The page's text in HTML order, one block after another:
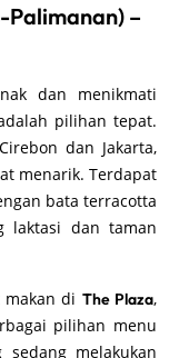
Palimanan) –
dan menikmati
pilihan tepat.
dan Jakarta,
menarik. Terdapat
bata terracotta
laktasi dan taman
di The Plaza,
pilihan menu
melakukan